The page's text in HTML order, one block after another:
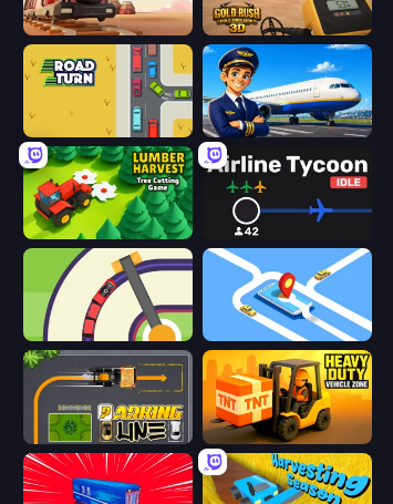
Train Master Gold Rush: Gold Simulator 3D
Idle Airport Tycoon
Lumber Harvest: Tree Cutting Game Airline Tycoon Idle
Crazy Train Snake Drive Taxi
Parking Line